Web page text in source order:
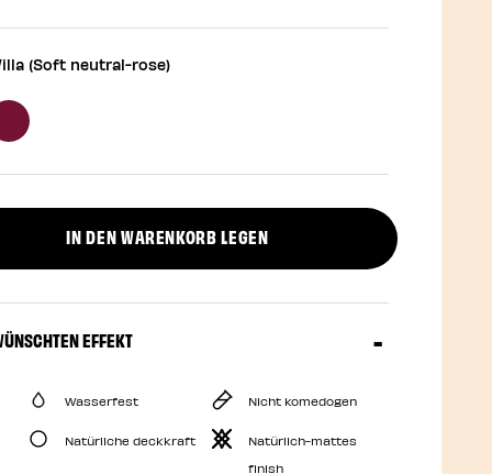
(Soft neutral-rose)
quantity
IN DEN WARENKORB LEGEN
EFFEKT
Wasserfest Nicht komedogen
Natürliche deckkraft
Natürlich-mattes
finish